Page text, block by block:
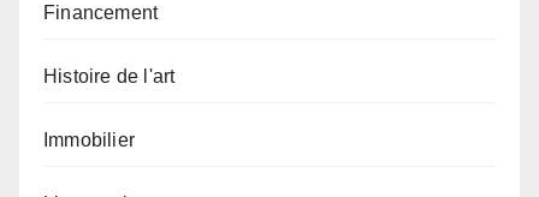
Financement
Histoire de l'art
Immobilier